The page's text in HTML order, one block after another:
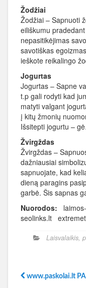
Žodžiai
Žodžiai – Sapnuoti
eiliškumu
nepasitikėjimas
savotiškas
ieškote reikalingo
Jogurtas
Jogurtas – Sapne
t.p gali rodyti kad
matyti valgant
į kitų žmonių
Išsitepti jogurtu –
Žvirgždas
Žvirgždas –
dažniausiai
sapnuojate, kad
dieną paragins
garbė. Šis sapnas
Nuorodos:
seolinks.lt
Laisvalaikis,
www.paskolai.lt